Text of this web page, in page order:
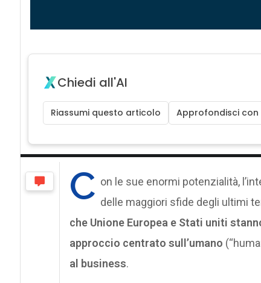
Chiedi all'AI
Riassumi questo articolo Approfondisci
C on le sue enormi potenzialità,
delle maggiori sfide degli ultimi
che Unione Europea e Stati uniti
approccio centrato sull’umano
al business.